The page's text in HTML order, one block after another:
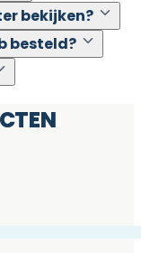
bekijken?
besteld?